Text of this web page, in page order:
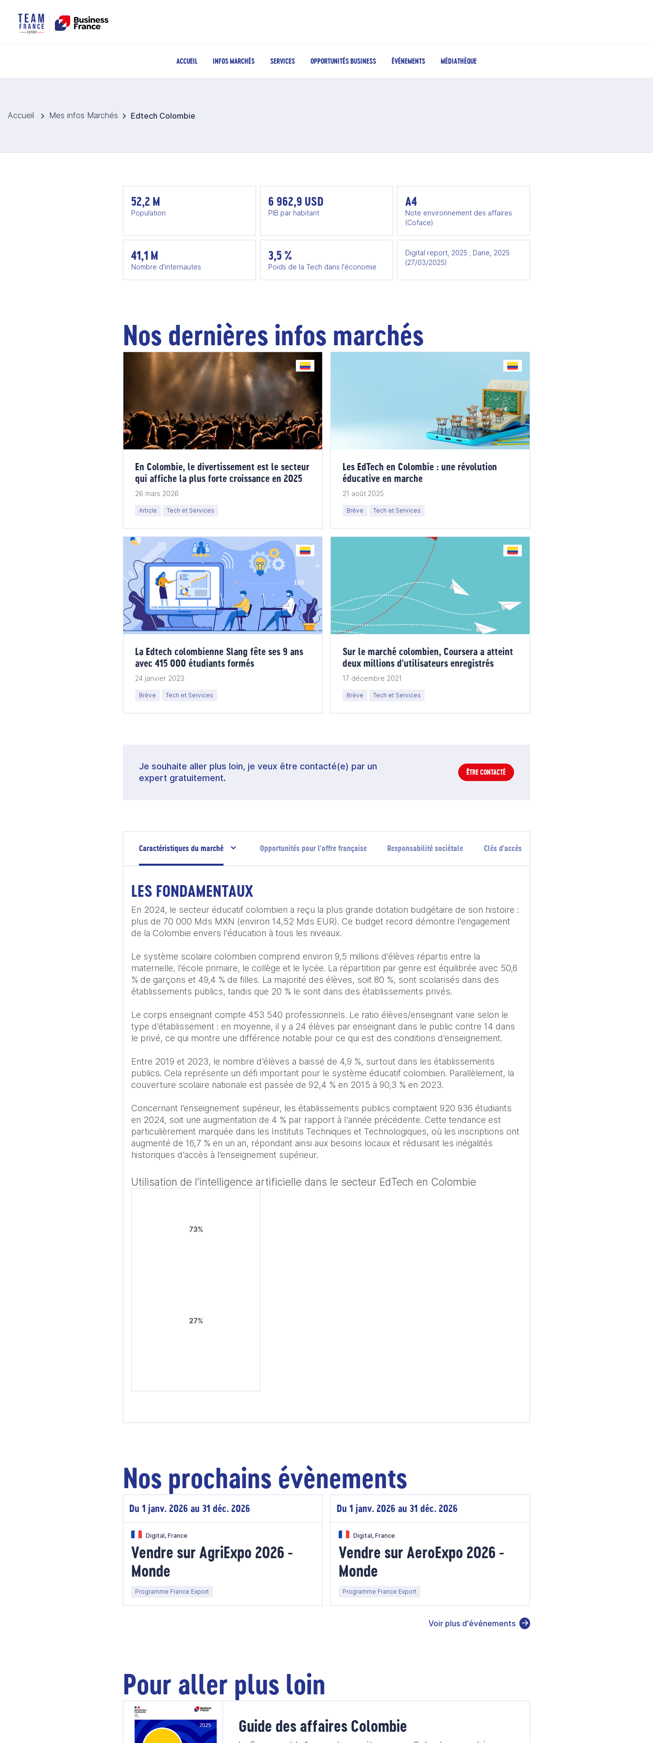
ACCUEIL INFOS MARCHÉS SERVICES OPPORTUNITÉS BUSINESS ÉVÉNEMENTS MÉDIATHÈQUE
Accueil Mes infos Marchés Edtech Colombie
52,2 M
Population
6 962,9 USD
PIB par habitant
A4
Note environnement des affaires
(Coface)
41,1 M
Nombre d'internautes
3,5 %
Poids de la Tech dans l'économie
Digital report, 2025 ; Dane, 2025
(27/03/2025)
Nos dernières infos marchés
En Colombie, le divertissement est le secteur
qui affiche la plus forte croissance en 2025
26 mars 2026
Article Tech et Services
Les EdTech en Colombie : une révolution
éducative en marche
21 août 2025
Brève Tech et Services
La Edtech colombienne Slang fête ses 9 ans
avec 415 000 étudiants formés
24 janvier 2023
Brève Tech et Services
Sur le marché colombien, Coursera a atteint
deux millions d'utilisateurs enregistrés
17 décembre 2021
Brève Tech et Services
Je souhaite aller plus loin, je veux être contacté(e) par un
expert gratuitement.
ÊTRE CONTACTÉ
Caractéristiques du marché Opportunités pour l'offre française Responsabilité sociétale Clés d'accès
LES FONDAMENTAUX
En 2024, le secteur éducatif colombien a reçu la plus grande dotation budgétaire de son histoire :
plus de 70 000 Mds MXN (environ 14,52 Mds EUR). Ce budget record démontre l'engagement
de la Colombie envers l'éducation à tous les niveaux.
Le système scolaire colombien comprend environ 9,5 millions d’élèves répartis entre la
maternelle, l’école primaire, le collège et le lycée. La répartition par genre est équilibrée avec 50,6
% de garçons et 49,4 % de filles. La majorité des élèves, soit 80 %, sont scolarisés dans des
établissements publics, tandis que 20 % le sont dans des établissements privés.
Le corps enseignant compte 453 540 professionnels. Le ratio élèves/enseignant varie selon le
type d’établissement : en moyenne, il y a 24 élèves par enseignant dans le public contre 14 dans
le privé, ce qui montre une différence notable pour ce qui est des conditions d’enseignement.
Entre 2019 et 2023, le nombre d’élèves a baissé de 4,9 %, surtout dans les établissements
publics. Cela représente un défi important pour le système éducatif colombien. Parallèlement, la
couverture scolaire nationale est passée de 92,4 % en 2015 à 90,3 % en 2023.
Concernant l’enseignement supérieur, les établissements publics comptaient 920 936 étudiants
en 2024, soit une augmentation de 4 % par rapport à l'année précédente. Cette tendance est
particulièrement marquée dans les Instituts Techniques et Technologiques, où les inscriptions ont
augmenté de 16,7 % en un an, répondant ainsi aux besoins locaux et réduisant les inégalités
historiques d’accès à l’enseignement supérieur.
Utilisation de l’intelligence artificielle dans le secteur EdTech en Colombie
73%
27%
Nos prochains évènements
Du 1 janv. 2026 au 31 déc. 2026
Digital, France
Vendre sur AgriExpo 2026 -
Monde
Programme France Export
Du 1 janv. 2026 au 31 déc. 2026
Digital, France
Vendre sur AeroExpo 2026 -
Monde
Programme France Export
Voir plus d'événements
Pour aller plus loin
Guide des affaires Colombie